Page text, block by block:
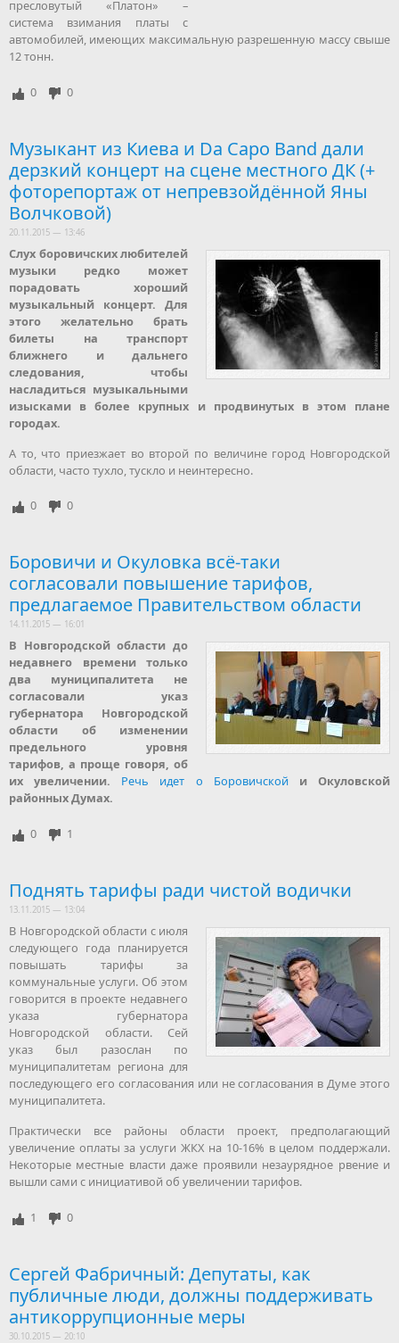
пресловутый «Платон» –
система взимания платы с
автомобилей, имеющих максимальную разрешенную массу свыше
12 тонн.
0 0
Музыкант из Киева и Da Capo Band дали
дерзкий концерт на сцене местного ДК (+
фоторепортаж от непревзойдённой Яны
Волчковой)
20.11.2015 — 13:46
Слух боровичских любителей
музыки редко может
порадовать хороший
музыкальный концерт. Для
этого желательно брать
билеты на транспорт
ближнего и дальнего
следования, чтобы
насладиться музыкальными
изысками в более крупных и продвинутых в этом плане
городах.
А то, что приезжает во второй по величине город Новгородской
области, часто тухло, тускло и неинтересно.
0 0
Боровичи и Окуловка всё-таки
согласовали повышение тарифов,
предлагаемое Правительством области
14.11.2015 — 16:01
В Новгородской области до
недавнего времени только
два муниципалитета не
согласовали указ
губернатора Новгородской
области об изменении
предельного уровня
тарифов, а проще говоря, об
их увеличении. Речь идет о Боровичскойи Окуловской
районных Думах.
0 1
Поднять тарифы ради чистой водички
13.11.2015 — 13:04
В Новгородской области с июля
следующего года планируется
повышать тарифы за
коммунальные услуги. Об этом
говорится в проекте недавнего
указа губернатора
Новгородской области. Сей
указ был разослан по
муниципалитетам региона для
последующего его согласования или не согласования в Думе этого
муниципалитета.
Практически все районы области проект, предполагающий
увеличение оплаты за услуги ЖКХ на 10-16% в целом поддержали.
Некоторые местные власти даже проявили незаурядное рвение и
вышли сами с инициативой об увеличении тарифов.
1 0
Сергей Фабричный: Депутаты, как
публичные люди, должны поддерживать
антикоррупционные меры
30.10.2015 — 20:10